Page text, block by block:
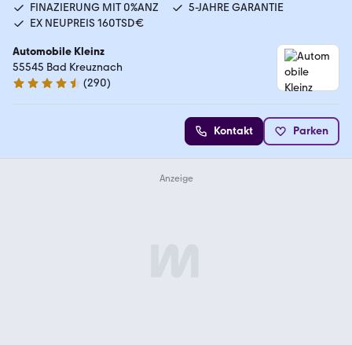
FINAZIERUNG MIT 0%ANZ
5-JAHRE GARANTIE
EX NEUPREIS 160TSD€
Automobile Kleinz
55545 Bad Kreuznach
4.7 Sterne
(290)
Kontakt Parken